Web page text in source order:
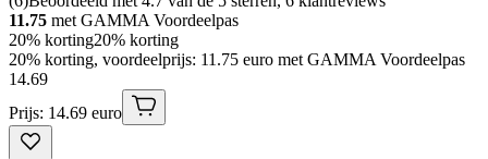
11.75 met GAMMA Voordeelpas
20% korting20% korting
20% korting, voordeelprijs: 11.75 euro met GAMMA Voordeelpas
14.69
Prijs: 14.69 euro